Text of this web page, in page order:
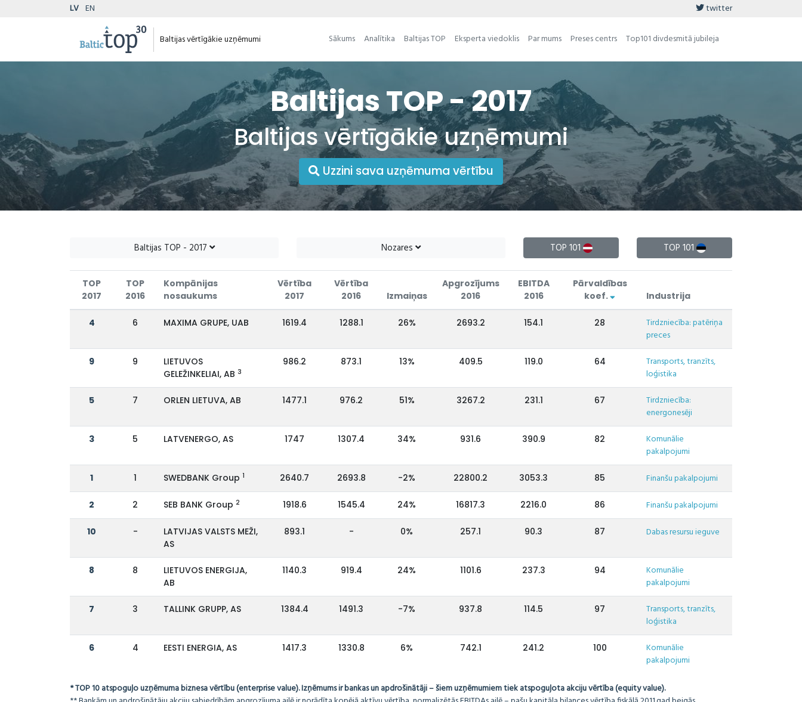
LV EN twitter
Baltijas vērtīgākie uzņēmumi Sākums Analītika Baltijas TOP Eksperta viedoklis Par mums Preses centrs Top101 divdesmitā jubileja
Baltijas TOP - 2017
Baltijas vērtīgākie uzņēmumi
Uzzini sava uzņēmuma vērtību
Baltijas TOP - 2017 Nozares TOP 101 TOP 101
TOP
2017
TOP
2016
Kompānijas
nosaukums
Vērtība
2017
Vērtība
2016
Izmaiņas
Apgrozījums
2016
EBITDA
2016
Pārvaldības
koef.
Industrija
4 6 MAXIMA GRUPE, UAB 1619.4 1288.1 26% 2693.2 154.1 28
Tirdzniecība: patēriņa
preces
9 9
LIETUVOS
GELEŽINKELIAI, AB 3
986.2 873.1 13% 409.5 119.0 64
Transports, tranzīts,
loģistika
5 7 ORLEN LIETUVA, AB 1477.1 976.2 51% 3267.2 231.1 67
Tirdzniecība:
energonesēji
3 5 LATVENERGO, AS 1747 1307.4 34% 931.6 390.9 82
Komunālie
pakalpojumi
1 1 SWEDBANK Group 1 2640.7 2693.8 -2% 22800.2 3053.3 85 Finanšu pakalpojumi
2 2 SEB BANK Group2 1918.6 1545.4 24% 16817.3 2216.0 86 Finanšu pakalpojumi
10 -
LATVIJAS VALSTS MEŽI,
AS
893.1 - 0% 257.1 90.3 87 Dabas resursu ieguve
8 8
LIETUVOS ENERGIJA,
AB
1140.3 919.4 24% 1101.6 237.3 94
Komunālie
pakalpojumi
7 3 TALLINK GRUPP, AS 1384.4 1491.3 -7% 937.8 114.5 97
Transports, tranzīts,
loģistika
6 4 EESTI ENERGIA, AS 1417.3 1330.8 6% 742.1 241.2 100
Komunālie
pakalpojumi
* TOP 10 atspoguļo uzņēmuma biznesa vērtību (enterprise value). Izņēmums ir bankas un apdrošinātāji – šiem uzņēmumiem tiek atspoguļota akciju vērtība (equity value).